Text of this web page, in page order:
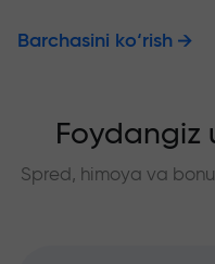
Barchasini ko‘rish
Foydangiz
Spred, himoya va